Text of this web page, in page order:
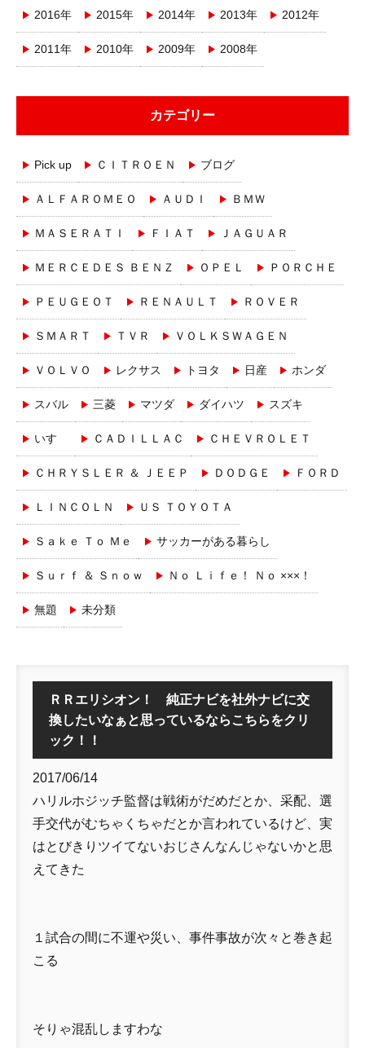
2016年 2015年 2014年 2013年 2012年
2011年 2010年 2009年 2008年
カテゴリー
Pick up ＣＩＴＲＯＥＮ ブログ
ＡＬＦＡＲＯＭＥＯ ＡＵＤＩ ＢＭＷ
ＭＡＳＥＲＡＴＩ ＦＩＡＴ ＪＡＧＵＡＲ
ＭＥＲＣＥＤＥＳ ＢＥＮＺ ＯＰＥＬ ＰＯＲＣＨＥ
ＰＥＵＧＥＯＴ ＲＥＮＡＵＬＴ ＲＯＶＥＲ
ＳＭＡＲＴ ＴＶＲ ＶＯＬＫＳＷＡＧＥＮ
ＶＯＬＶＯ レクサス トヨタ 日産 ホンダ
スバル 三菱 マツダ ダイハツ スズキ
いすゞ ＣＡＤＩＬＬＡＣ ＣＨＥＶＲＯＬＥＴ
ＣＨＲＹＳＬＥＲ ＆ ＪＥＥＰ ＤＯＤＧＥ ＦＯＲＤ
ＬＩＮＣＯＬＮ ＵＳ ＴＯＹＯＴＡ
Ｓａｋｅ Ｔｏ Ｍｅ サッカーがある暮らし
Ｓｕｒｆ ＆ Ｓｎｏｗ Ｎｏ Ｌｉｆｅ！ Ｎｏ ×××！
無題 未分類
ＲＲエリシオン！ 純正ナビを社外ナビに交
換したいなぁと思っているならこちらをクリ
ック！！
2017/06/14
ハリルホジッチ監督は戦術がだめだとか、采配、選
手交代がむちゃくちゃだとか言われているけど、実
はとびきりツイてないおじさんなんじゃないかと思
えてきた
１試合の間に不運や災い、事件事故が次々と巻き起
こる
そりゃ混乱しますわな